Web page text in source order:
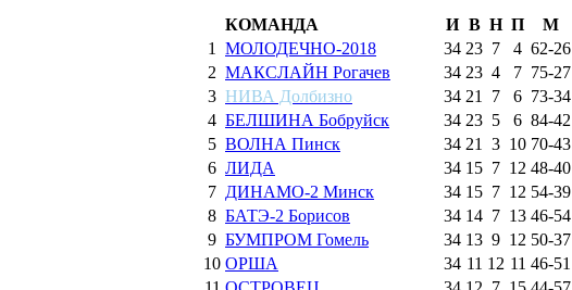
КОМАНДА И В Н П М
1
МОЛОДЕЧНО-2018 34 23 7 4 62-26
2 МАКСЛАЙН Рогачев 34 23 4 7 75-27
3 НИВА Долбизно 34 21 7 6 73-34
4 БЕЛШИНА Бобруйск 34 23 5 6 84-42
5 ВОЛНА Пинск 34 21 3 10 70-43
6 ЛИДА 34 15 7 12 48-40
7 ДИНАМО-2 Минск 34 15 7 12 54-39
8 БАТЭ-2 Борисов 34 14 7 13 46-54
9 БУМПРОМ Гомель 34 13 9 12 50-37
10 ОРША 34 11 12 11 46-51